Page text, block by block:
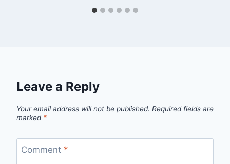
Leave a Reply
Your email address will not be published. Required fields are
marked *
Comment *